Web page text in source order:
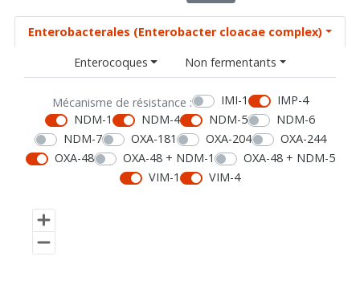
Enterobacterales (Enterobacter cloacae complex)
Enterocoques
Non fermentants
Mécanisme de résistance : IMI-1
IMP-4
NDM-1
NDM-4 NDM-5
NDM-6
NDM-7
OXA-181 OXA-204
OXA-244
OXA-48
OXA-48 + NDM-1
OXA-48 + NDM-5
VIM-1
VIM-4